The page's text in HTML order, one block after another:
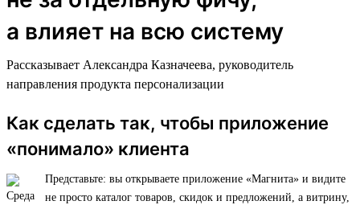
а влияет на всю систему
Рассказывает Александра Казначеева, руководитель
направления продукта персонализации
Как сделать так, чтобы приложение
«понимало» клиента
Представьте: вы открываете приложение «Магнита» и видите
не просто каталог товаров, скидок и предложений, а витрину,